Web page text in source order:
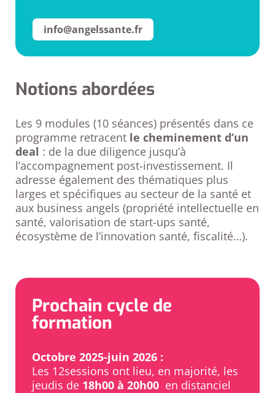
info@angelssante.fr
Notions abordées
Les 9 modules (10 séances) présentés dans ce
programme retracent le cheminement d’un
deal : de la due diligence jusqu’à
l’accompagnement post-investissement. Il
adresse également des thématiques plus
larges et spécifiques au secteur de la santé et
aux business angels (propriété intellectuelle en
santé, valorisation de start-ups santé,
écosystème de l’innovation santé, fiscalité…).
Prochain cycle de
formation
Octobre 2025-juin 2026 :
Les 12sessions ont lieu, en majorité, les
jeudis de 18h00 à 20h00 en distanciel